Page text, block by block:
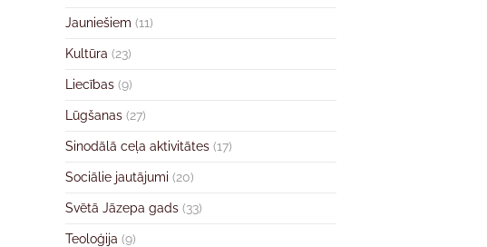
Jauniešiem (11)
Kultūra (23)
Liecības (9)
Lūgšanas (27)
Sinodālā ceļa aktivitātes (17)
Sociālie jautājumi (20)
Svētā Jāzepa gads (33)
Teoloģija (9)